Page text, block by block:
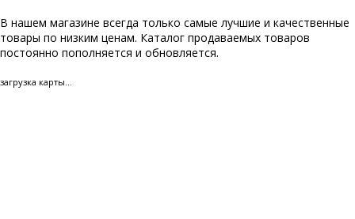
В нашем магазине всегда только самые лучшие и качественные
товары по низким ценам. Каталог продаваемых товаров
постоянно пополняется и обновляется.
загрузка карты...